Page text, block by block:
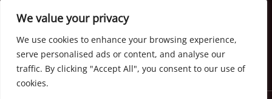
We value your privacy
We use cookies to enhance your browsing experience,
serve personalised ads or content, and analyse our
traffic. By clicking "Accept All", you consent to our use of
cookies.
Qatar